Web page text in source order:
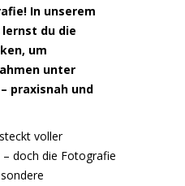
In unserem
lernst du die
um
unter
praxisnah und
voller
doch die Fotografie